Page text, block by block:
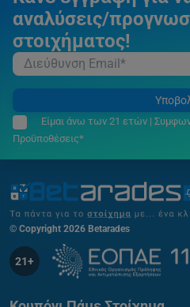
αναλύσεις/
στοιχήματος!
Είμαι άνω των 21 ετών |
Προϋποθέσεις*
© Copyright 2026 Betarades
21+